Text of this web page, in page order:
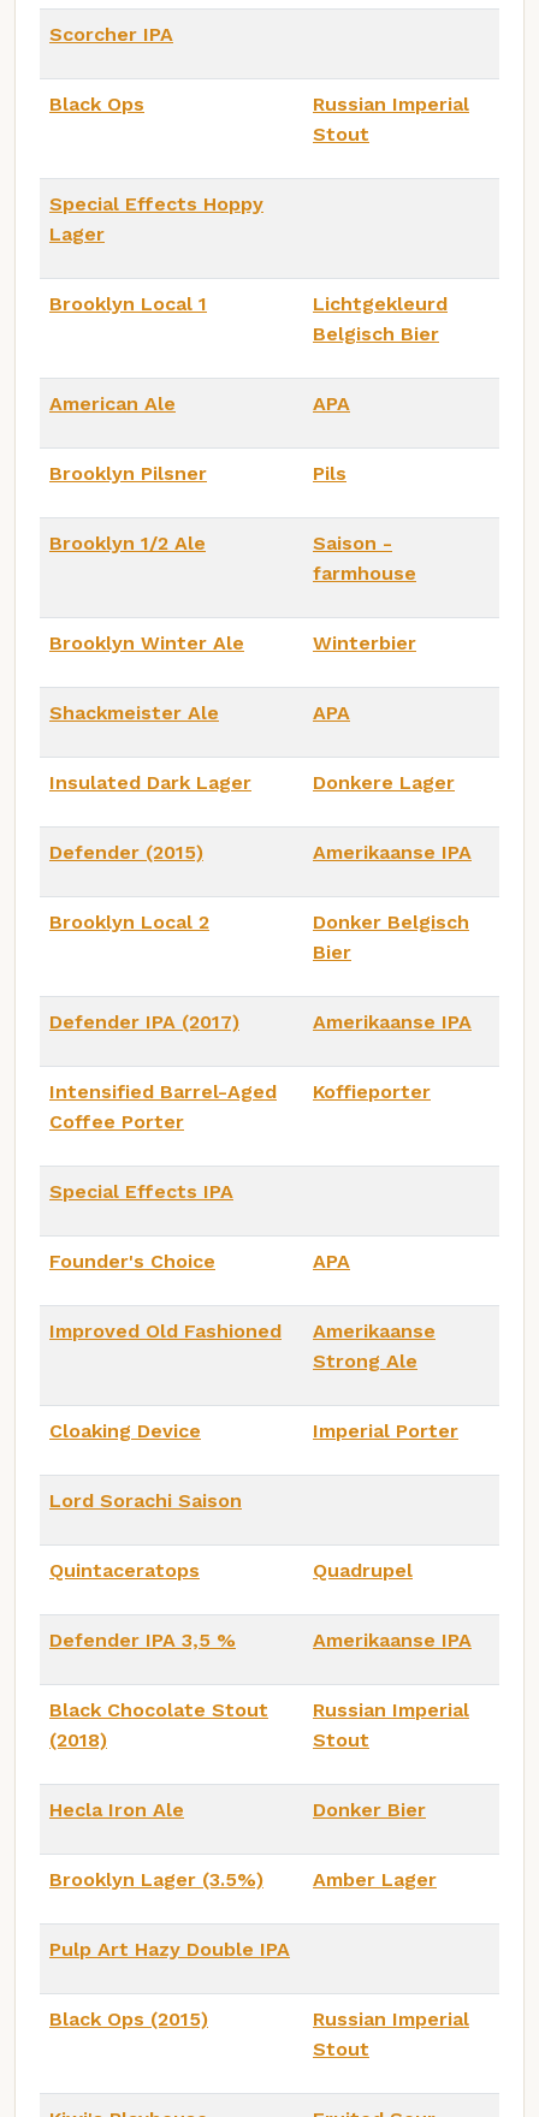
Scorcher IPA
Black Ops
Russian Imperial
Stout
Special Effects Hoppy
Lager
Brooklyn Local 1
Lichtgekleurd
Belgisch Bier
American Ale APA
Brooklyn Pilsner Pils
Brooklyn 1/2 Ale
Saison -
farmhouse
Brooklyn Winter Ale Winterbier
Shackmeister Ale APA
Insulated Dark Lager Donkere Lager
Defender (2015) Amerikaanse IPA
Brooklyn Local 2
Donker Belgisch
Bier
Defender IPA (2017) Amerikaanse IPA
Intensified Barrel-Aged
Coffee Porter
Koffieporter
Special Effects IPA
Founder's Choice APA
Improved Old Fashioned
Amerikaanse
Strong Ale
Cloaking Device Imperial Porter
Lord Sorachi Saison
Quintaceratops Quadrupel
Defender IPA 3,5 % Amerikaanse IPA
Black Chocolate Stout
(2018)
Russian Imperial
Stout
Hecla Iron Ale Donker Bier
Brooklyn Lager (3.5%) Amber Lager
Pulp Art Hazy Double IPA
Black Ops (2015)
Russian Imperial
Stout